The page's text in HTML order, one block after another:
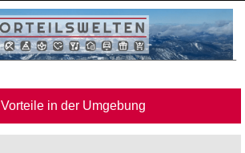
Vorteile in der Umgebung